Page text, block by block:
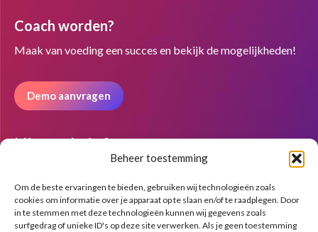
Beheer toestemming
Om de beste ervaringen te bieden, gebruiken wij technologieën zoals
cookies om informatie over je apparaat op te slaan en/of te raadplegen. Door
in te stemmen met deze technologieën kunnen wij gegevens zoals
surfgedrag of unieke ID's op deze site verwerken. Als je geen toestemming
opens
in
window
opens
in
window
opens
in
window
Coach worden?
Maak van voeding een succes en bekijk de mogelijkheden!
Demo aanvragen
Nieuwsbrief